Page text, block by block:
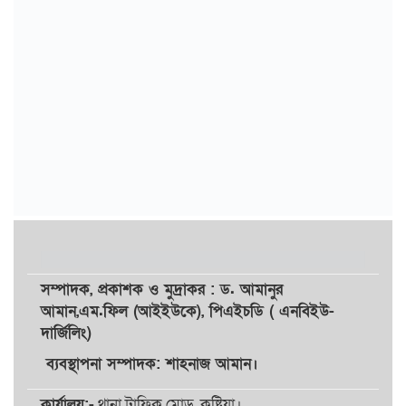
সম্পাদক, প্রকাশকওমুদ্রাকর: ড. আমানুর
আমান,এম.ফিল (আইইউকে), পিএইচডি ( এনবিইউ-
দার্জিলিং)
ব্যবস্থাপনা সম্পাদক: শাহনাজ আমান।